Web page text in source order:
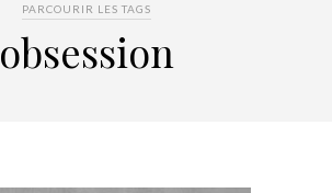
PARCOURIR LES TAGS
obsession